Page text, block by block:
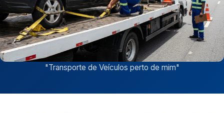
"Transporte de Veículos perto de mim"